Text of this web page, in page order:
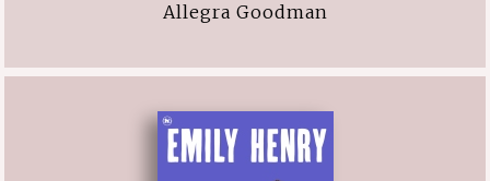
Allegra Goodman